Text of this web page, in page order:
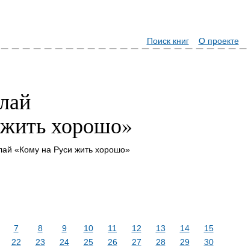
Поиск книг О проекте
хорошо»
«Кому на Руси жить хорошо»
7 8 9 10 11 12 13 14
15
22 23 24 25 26 27 28 29
30